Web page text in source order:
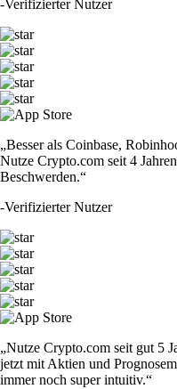
-Verifizierter Nutzer
„Besser als Coinbase,
Nutze Crypto.com seit 4
Beschwerden.“
-Verifizierter Nutzer
„Nutze Crypto.com seit gut 5
jetzt mit Aktien und
immer noch super intuitiv.“